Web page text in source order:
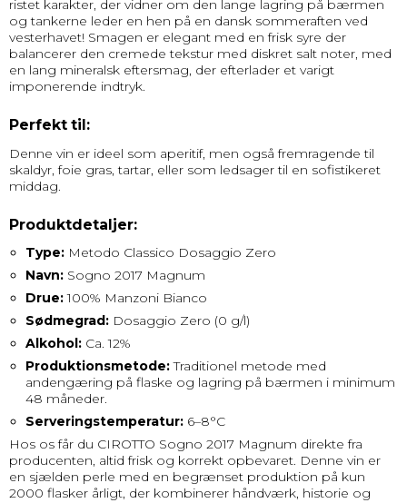
ristet karakter, der vidner om den lange lagring på bærmen
og tankerne leder en hen på en dansk sommeraften ved
vesterhavet! Smagen er elegant med en frisk syre der
balancerer den cremede tekstur med diskret salt noter, med
en lang mineralsk eftersmag, der efterlader et varigt
imponerende indtryk.
Perfekt til:
Denne vin er ideel som aperitif, men også fremragende til
skaldyr, foie gras, tartar, eller som ledsager til en sofistikeret
middag.
Produktdetaljer:
Type:Metodo Classico Dosaggio Zero
Navn:Sogno 2017 Magnum
Drue:100% Manzoni Bianco
Sødmegrad:Dosaggio Zero (0 g/l)
Alkohol:Ca. 12%
Produktionsmetode:Traditionel metode med
andengæring på flaske og lagring på bærmen i minimum
48 måneder.
Serveringstemperatur:6–8°C
Hos os får du CIROTTO Sogno 2017 Magnum direkte fra
producenten, altid frisk og korrekt opbevaret. Denne vin er
en sjælden perle med en begrænset produktion på kun
2000 flasker årligt, der kombinerer håndværk, historie og